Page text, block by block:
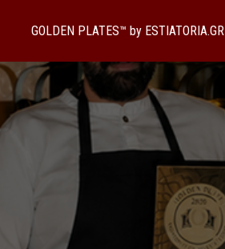
GOLDEN PLATES™ by ESTIATORIA.GR